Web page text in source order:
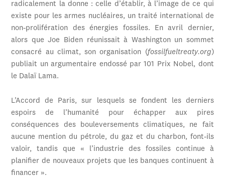
radicalement la donne : celle d’établir, à l’image de ce qui
existe pour les armes nucléaires, un traité international de
non-prolifération des énergies fossiles. En avril dernier,
alors que Joe Biden réunissait à Washington un sommet
consacré au climat, son organisation (fossilfueltreaty.org)
publiait un argumentaire endossé par 101 Prix Nobel, dont
le Dalaï Lama.
L’Accord de Paris, sur lesquels se fondent les derniers
espoirs de l’humanité pour échapper aux pires
conséquences des bouleversements climatiques, ne fait
aucune mention du pétrole, du gaz et du charbon, font-ils
valoir, tandis que « l’industrie des fossiles continue à
planifier de nouveaux projets que les banques continuent à
financer ».